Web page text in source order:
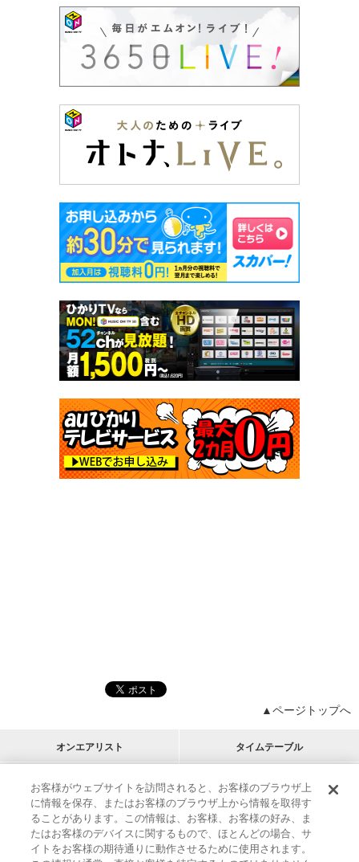
▲ページトップへ
オンエアリスト タイムテーブル
プログラムリスト チャート
アーティストリスト
M-ON!
RECOMMEND
リクエスト
インフォメーション | プレゼント&ご招待
お客様がウェブサイトを訪問されると、お客様のブラウザ上
に情報を保存、またはお客様のブラウザ上から情報を取得す
ることがあります。この情報は、お客様、お客様の好み、ま
たはお客様のデバイスに関するもので、ほとんどの場合、サ
イトをお客様の期待通りに動作させるために使用されます。